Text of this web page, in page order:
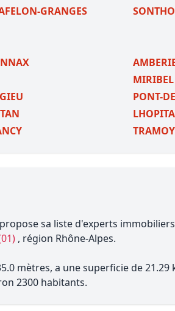
GRANGES
MIRIBEL
PONT-
sa liste d'experts immobiliers
, région Rhône-Alpes.
mètres, a une superficie de
2300 habitants.